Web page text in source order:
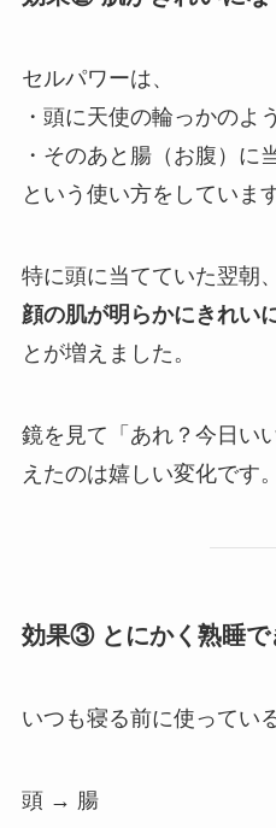
セルパワーは、
・頭に天使の輪っかのよ
・そのあと腸（お腹）に
という使い方をしています
特に頭に当てていた翌朝、
顔の肌が明らかにきれい
とが増えました。
鏡を見て「あれ？今日い
えたのは嬉しい変化です。
効果③ とにかく熟睡で
いつも寝る前に使ってい
頭 → 腸